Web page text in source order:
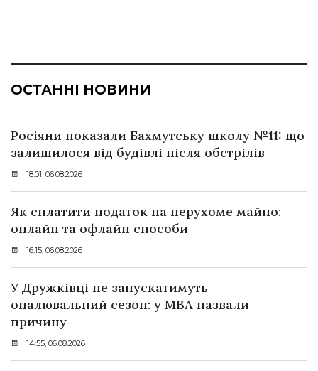
ОСТАННІ НОВИНИ
Росіяни показали Бахмутську школу №11: що
залишилося від будівлі після обстрілів
18:01, 06.08.2026
Як сплатити податок на нерухоме майно:
онлайн та офлайн способи
16:15, 06.08.2026
У Дружківці не запускатимуть
опалювальний сезон: у МВА назвали
причину
14:55, 06.08.2026